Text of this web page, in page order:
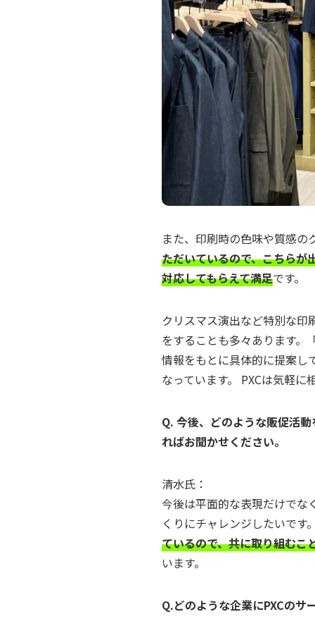
また、印刷時の色味や質感の
ただいているので、こちらが
対応してもらえて満足です。
クリスマス演出など特別な印
をすることも多々あります。
情報をもとに具体的に提案し
なっています。 PXCは気軽
Q. 今後、どのような販促活
ればお聞かせください。
清水氏：
今後は平面的な表現だけでな
くりにチャレンジしたいです
ているので、共に取り組むこ
います。
Q.どのような企業にPXCのサ